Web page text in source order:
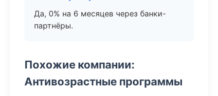
Да, 0% на 6 месяцев через банки-
партнёры.
Похожие компании:
Антивозрастные программы